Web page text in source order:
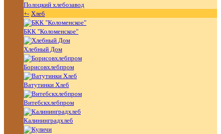
Полоцкий хлебозавод
+- Хлеб
БКК "Коломенское"
Хлебный Дом
Борисовхлебпром
Ватутинки Хлеб
Витебскхлебпром
Калининградхлеб